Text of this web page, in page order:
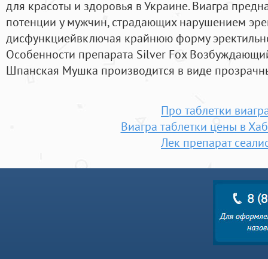
для красоты и здоровья в Украине. Виагра
потенции у мужчин, страдающих нарушением
дисфункциейвключая крайнюю форму
Особенности препарата Silver Fox
Шпанская Мушка производится в виде
Про таблетки
Виагра таблетки цены в
Лек препарат